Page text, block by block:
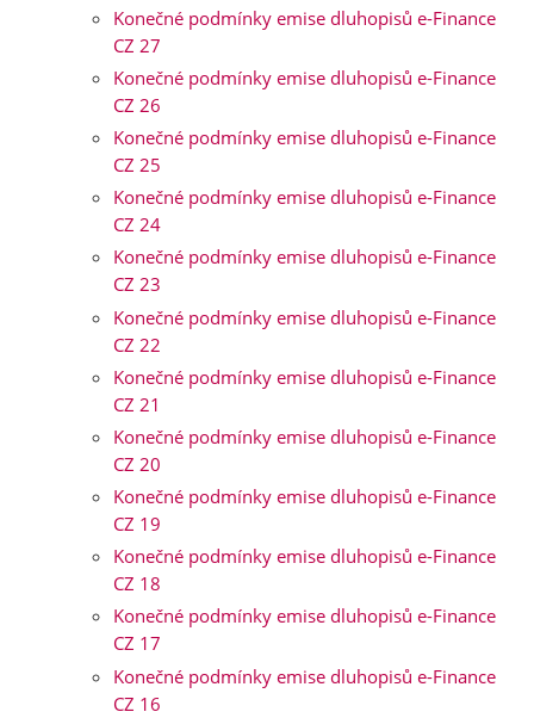
Konečné podmínky emise dluhopisů e-Finance
CZ 27
Konečné podmínky emise dluhopisů e-Finance
CZ 26
Konečné podmínky emise dluhopisů e-Finance
CZ 25
Konečné podmínky emise dluhopisů e-Finance
CZ 24
Konečné podmínky emise dluhopisů e-Finance
CZ 23
Konečné podmínky emise dluhopisů e-Finance
CZ 22
Konečné podmínky emise dluhopisů e-Finance
CZ 21
Konečné podmínky emise dluhopisů e-Finance
CZ 20
Konečné podmínky emise dluhopisů e-Finance
CZ 19
Konečné podmínky emise dluhopisů e-Finance
CZ 18
Konečné podmínky emise dluhopisů e-Finance
CZ 17
Konečné podmínky emise dluhopisů e-Finance
CZ 16